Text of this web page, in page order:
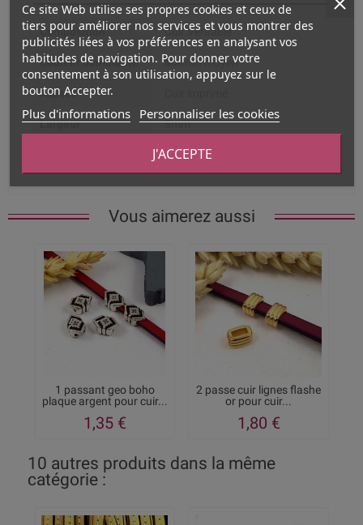
Composition Cuir Véritable
Couleur dominante Marron moyen
Aspect
Largeur 5mm
Cuir plat
Vous aimerez aussi
1 passant geo boho
plaque argent pour cuir...
1,35 €
2 passe cuir lignes flashe
or pour cuir...
1,80 €
10 autres produits dans la même
catégorie :
Ce site Web utilise ses propres cookies et ceux de
tiers pour améliorer nos services et vous montrer des
publicités liées à vos préférences en analysant vos
habitudes de navigation. Pour donner votre
consentement à son utilisation, appuyez sur le
bouton Accepter.
Plus d'informations Personnaliser les cookies
J'ACCEPTE